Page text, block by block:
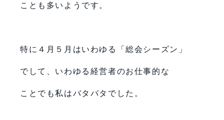
ことも多いようです。
特に４月５月はいわゆる「総会シーズン」
でして、いわゆる経営者のお仕事的な
ことでも私はバタバタでした。